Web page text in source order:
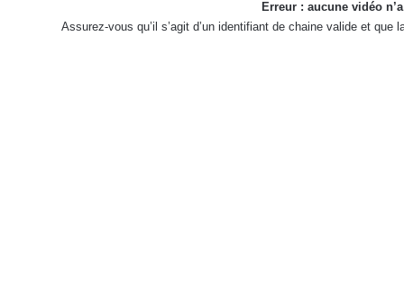
Erreur : aucune vidéo
Assurez-vous qu’il s’agit d’un identifiant de chaine valide et